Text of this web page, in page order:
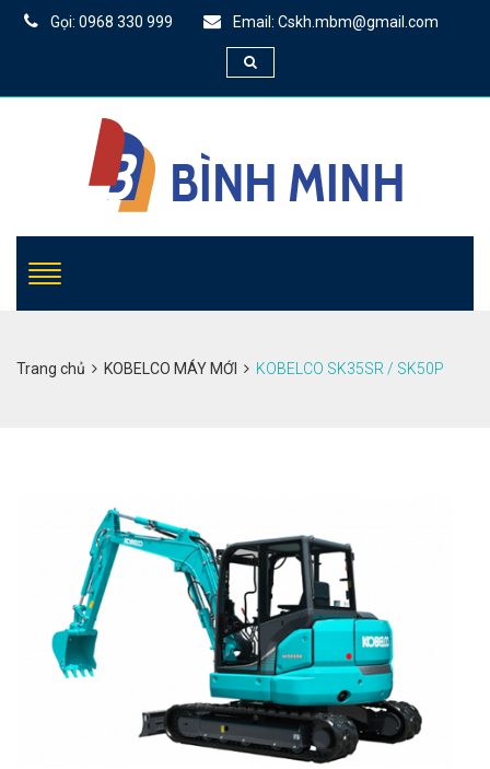
Gọi: 0968 330 999 Email: Cskh.mbm@gmail.com
Trang chủ KOBELCO MÁY MỚI KOBELCO SK35SR / SK50P